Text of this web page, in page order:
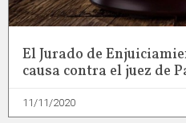
El Jurado de
causa contra el juez de
11/11/2020